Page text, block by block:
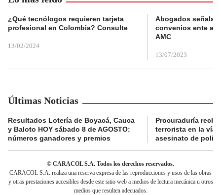
¿Qué tecnólogos requieren tarjeta
profesional en Colombia? Consulte
13/02/2024
Abogados
convenios ente
AMC
13/07/2023
Últimas Noticias
Resultados Lotería de Boyacá, Cauca
y Baloto HOY sábado 8 de AGOSTO:
números ganadores y premios
Procuraduría
terrorista en la vía
asesinato de
© CARACOL S.A. Todos los derechos reservados.
CARACOL S.A. realiza una reserva expresa de las reproducciones y usos de las obras
y otras prestaciones accesibles desde este sitio web a medios de lectura mecánica u otros
medios que resulten adecuados.